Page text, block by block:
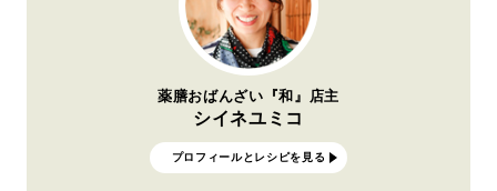
薬膳おばんざい『和』店主
シイネユミコ
プロフィールとレシピを見る